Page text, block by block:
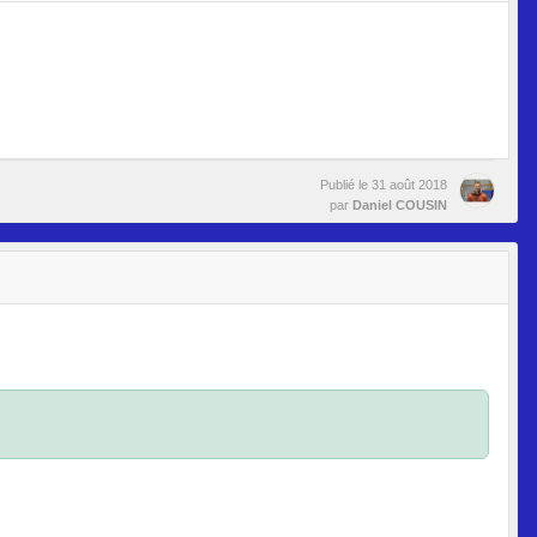
Publié le 31 août 2018
par Daniel COUSIN